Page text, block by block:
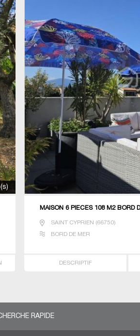
MAISON 6 PIECES 108 M2 BORD
SAINT CYPRIEN (66750)
BORD DE MER
DESCRIPTIF
RAPIDE